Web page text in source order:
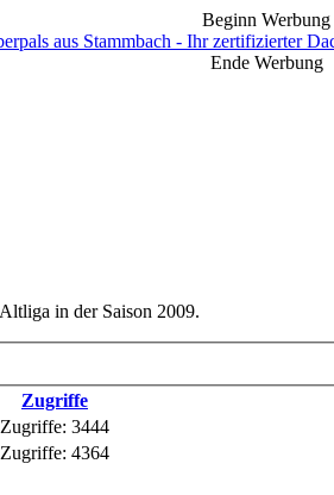
Beginn Werbung
Ende Werbung
in der Saison 2009.
Zugriffe
Zugriffe: 3444
Zugriffe: 4364